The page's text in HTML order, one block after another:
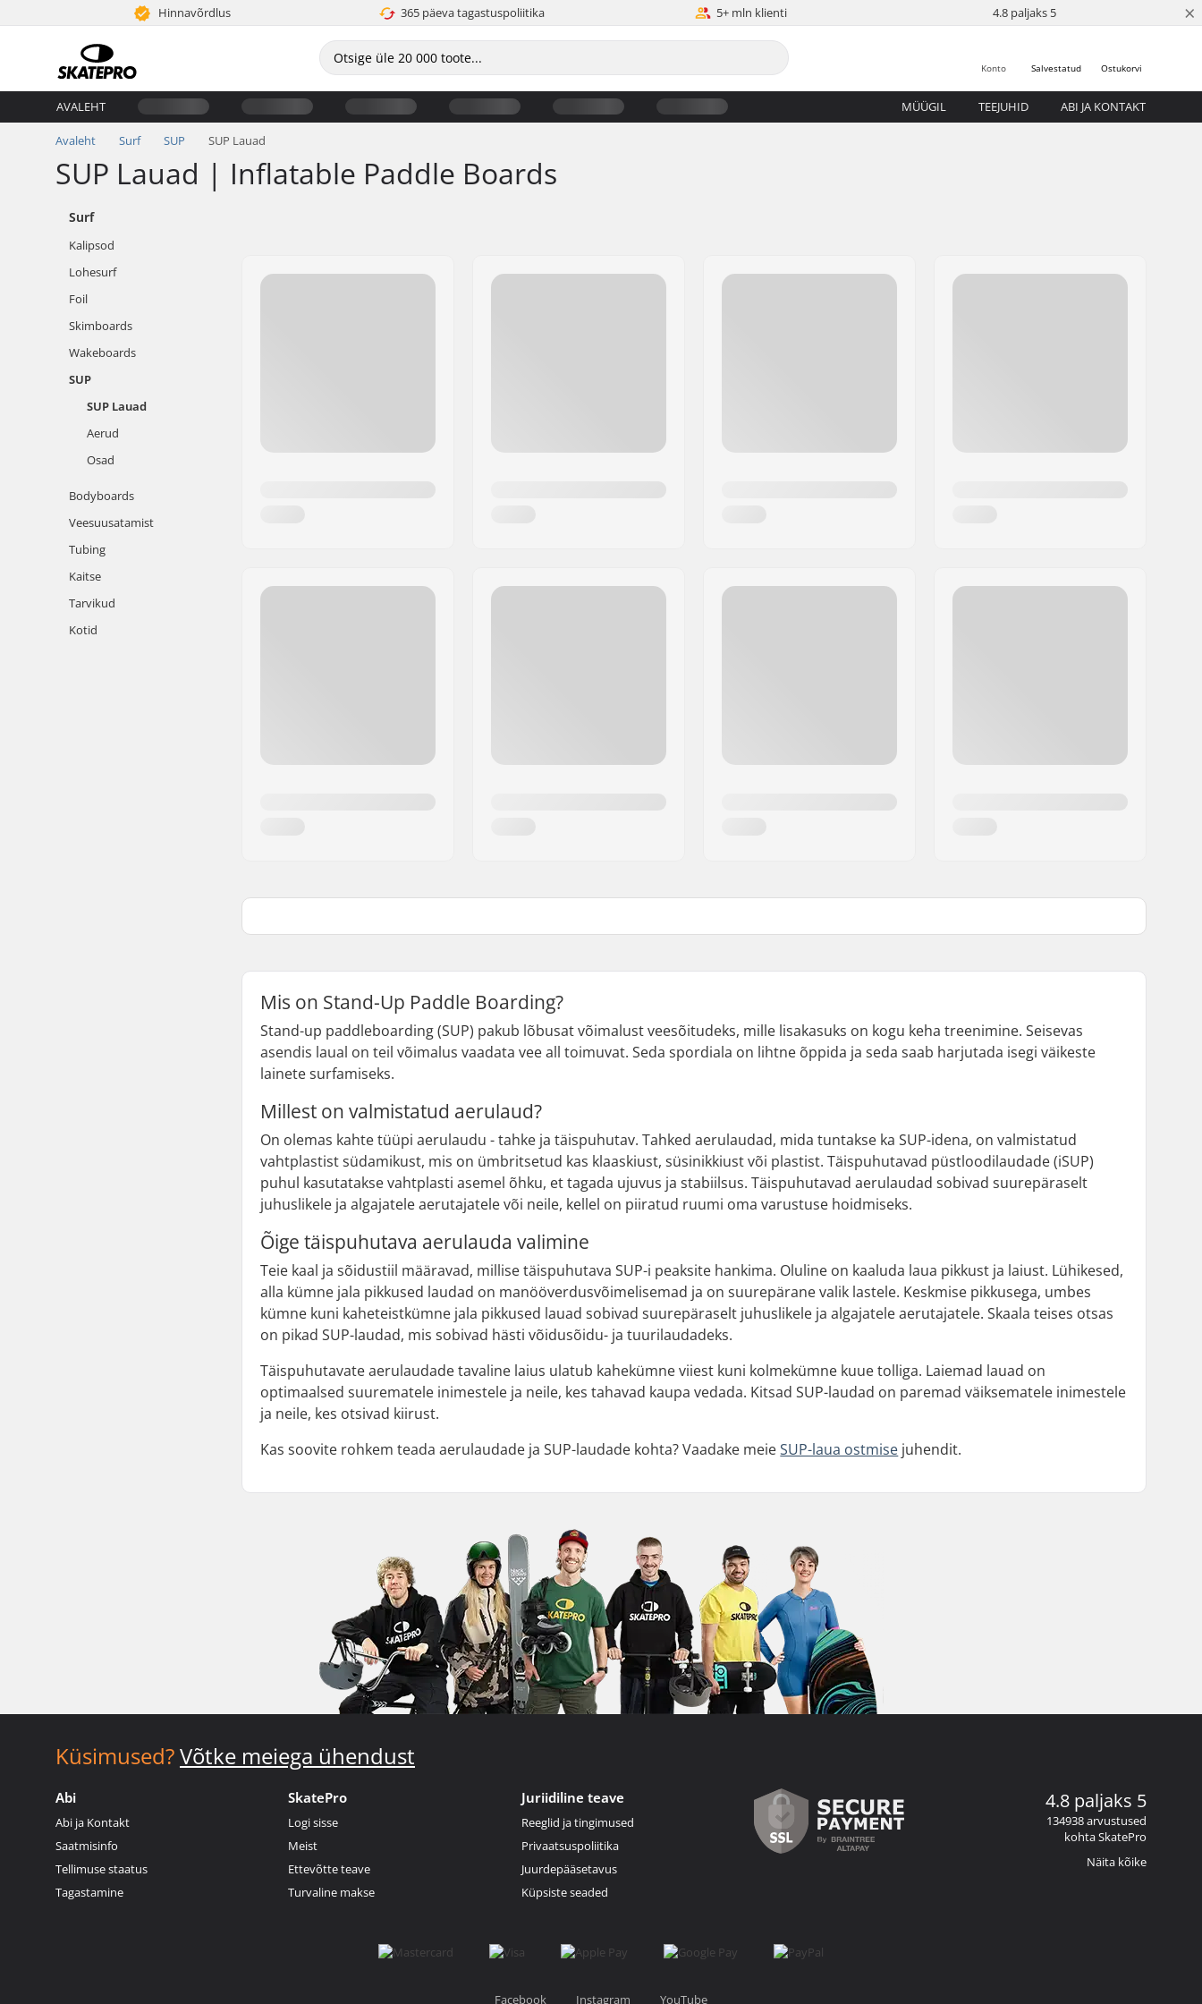
Hinnavõrdlus 365 päeva tagastuspoliitika 5+ mln klienti 4.8 paljaks 5 ×
Ostukorvi
Salvestatud
Konto
AVALEHT MÜÜGIL TEEJUHID ABI JA KONTAKT
Avaleht Surf SUP SUP Lauad
SUP Lauad | Inflatable Paddle Boards
Surf
Kalipsod
Lohesurf
Foil
Skimboards
Wakeboards
SUP
SUP Lauad
Aerud
Osad
Bodyboards
Veesuusatamist
Tubing
Kaitse
Tarvikud
Kotid
Mis on Stand-Up Paddle Boarding?
Stand-up paddleboarding (SUP) pakub lõbusat võimalust veesõitudeks, mille lisakasuks on kogu keha treenimine. Seisevas
asendis laual on teil võimalus vaadata vee all toimuvat. Seda spordiala on lihtne õppida ja seda saab harjutada isegi väikeste
lainete surfamiseks.
Millest on valmistatud aerulaud?
On olemas kahte tüüpi aerulaudu - tahke ja täispuhutav. Tahked aerulaudad, mida tuntakse ka SUP-idena, on valmistatud
vahtplastist südamikust, mis on ümbritsetud kas klaaskiust, süsinikkiust või plastist. Täispuhutavad püstloodilaudade (iSUP)
puhul kasutatakse vahtplasti asemel õhku, et tagada ujuvus ja stabiilsus. Täispuhutavad aerulaudad sobivad suurepäraselt
juhuslikele ja algajatele aerutajatele või neile, kellel on piiratud ruumi oma varustuse hoidmiseks.
Õige täispuhutava aerulauda valimine
Teie kaal ja sõidustiil määravad, millise täispuhutava SUP-i peaksite hankima. Oluline on kaaluda laua pikkust ja laiust. Lühikesed,
alla kümne jala pikkused laudad on manööverdusvõimelisemad ja on suurepärane valik lastele. Keskmise pikkusega, umbes
kümne kuni kaheteistkümne jala pikkused lauad sobivad suurepäraselt juhuslikele ja algajatele aerutajatele. Skaala teises otsas
on pikad SUP-laudad, mis sobivad hästi võidusõidu- ja tuurilaudadeks.
Täispuhutavate aerulaudade tavaline laius ulatub kahekümne viiest kuni kolmekümne kuue tolliga. Laiemad lauad on
optimaalsed suurematele inimestele ja neile, kes tahavad kaupa vedada. Kitsad SUP-laudad on paremad väiksematele inimestele
ja neile, kes otsivad kiirust.
Kas soovite rohkem teada aerulaudade ja SUP-laudade kohta? Vaadake meieSUP-laua ostmise juhendit.
Küsimused?Võtke meiega ühendust
Abi
Abi ja Kontakt
Saatmisinfo
Tellimuse staatus
Tagastamine
SkatePro
Logi sisse
Meist
Ettevõtte teave
Turvaline makse
Juriidiline teave
Reeglid ja tingimused
Privaatsuspoliitika
Juurdepääsetavus
Küpsiste seaded
4.8 paljaks 5
134938 arvustused
kohta SkatePro
Näita kõike
Facebook Instagram YouTube